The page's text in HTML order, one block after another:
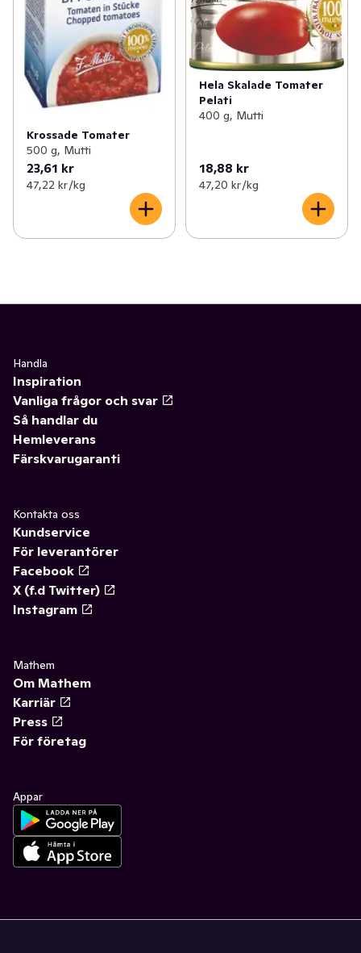
Krossade Tomater
500 g, Mutti
23,61 kr
47,22 kr /kg
Hela Skalade Tomater
Pelati
400 g, Mutti
18,88 kr
47,20 kr /kg
Handla
Inspiration
Vanliga frågor och svar
Så handlar du
Hemleverans
Färskvarugaranti
Kontakta oss
Kundservice
För leverantörer
Facebook
X (f.d Twitter)
Instagram
Mathem
Om Mathem
Karriär
Press
För företag
Appar